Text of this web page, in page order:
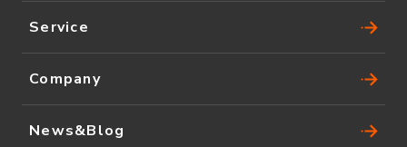
Service
Company
News&Blog